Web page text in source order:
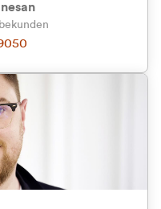
MwSt.)
MwSt.)